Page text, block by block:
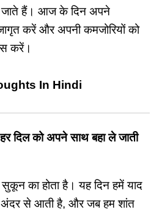
जाते हैं। आज के दिन अपने
करें और अपनी कमजोरियों को
करें।
In Hindi
हर दिल को अपने साथ बहा ले जाती
सुकून का होता है। यह दिन हमें याद
अंदर से आती है, और जब हम शांत